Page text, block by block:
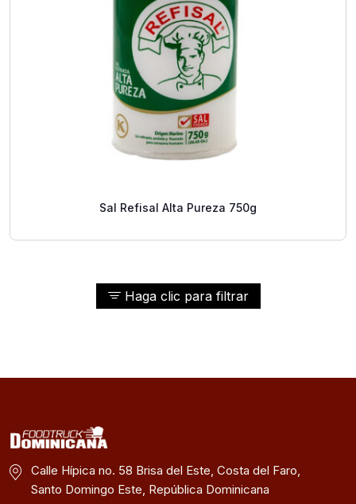
Haga clic para filtrar
Sal Refisal Alta Pureza 750g
Calle Hípica no. 58 Brisa del Este, Costa del Faro,
Santo Domingo Este, República Dominicana